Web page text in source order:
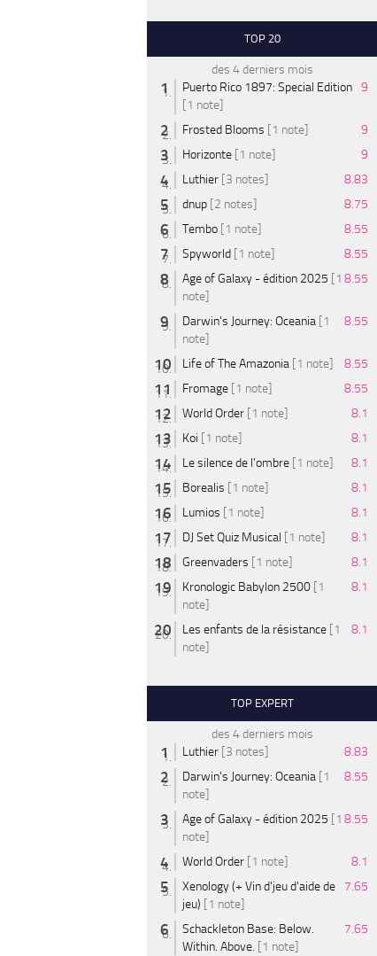
TOP 20
des 4 derniers mois
Puerto Rico 1897: Special Edition
[1 note]
9
Frosted Blooms [1 note]
9
Horizonte [1 note]
9
Luthier [3 notes]
8.83
dnup [2 notes]
8.75
Tembo [1 note]
8.55
Spyworld [1 note]
8.55
Age of Galaxy - édition 2025 [1
note]
8.55
Darwin's Journey: Oceania [1
note]
8.55
Life of The Amazonia [1 note]
8.55
Fromage [1 note]
8.55
World Order [1 note]
8.1
Koi [1 note]
8.1
Le silence de l'ombre [1 note]
8.1
Borealis [1 note]
8.1
Lumios [1 note]
8.1
DJ Set Quiz Musical [1 note]
8.1
Greenvaders [1 note]
8.1
Kronologic Babylon 2500 [1
note]
8.1
Les enfants de la résistance [1
note]
8.1
TOP EXPERT
des 4 derniers mois
Luthier [3 notes]
8.83
Darwin's Journey: Oceania [1
note]
8.55
Age of Galaxy - édition 2025 [1
note]
8.55
World Order [1 note]
8.1
Xenology (+ Vin d'jeu d'aide de
jeu) [1 note]
7.65
Schackleton Base: Below.
Within. Above. [1 note]
7.65